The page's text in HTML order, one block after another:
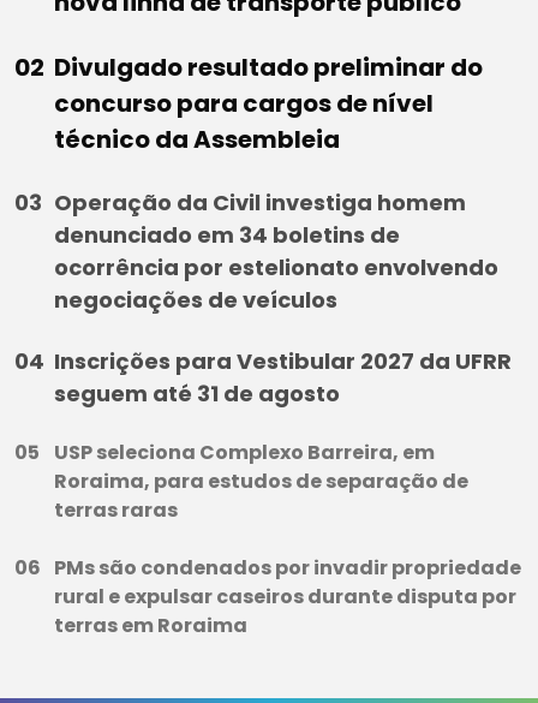
Divulgado resultado preliminar do
concurso para cargos de nível
técnico da Assembleia
Operação da Civil investiga homem
denunciado em 34 boletins de
ocorrência por estelionato envolvendo
negociações de veículos
Inscrições para Vestibular 2027 da UFRR
seguem até 31 de agosto
USP seleciona Complexo Barreira, em
Roraima, para estudos de separação de
terras raras
PMs são condenados por invadir propriedade
rural e expulsar caseiros durante disputa por
terras em Roraima